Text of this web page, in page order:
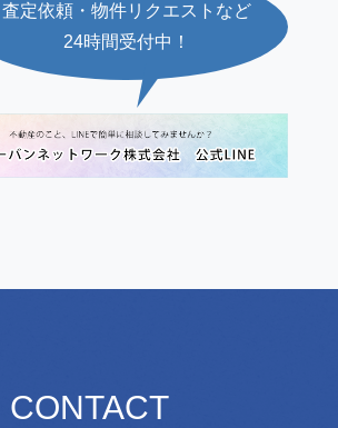
査定依頼・物件リクエストなど
24時間受付中！
CONTACT